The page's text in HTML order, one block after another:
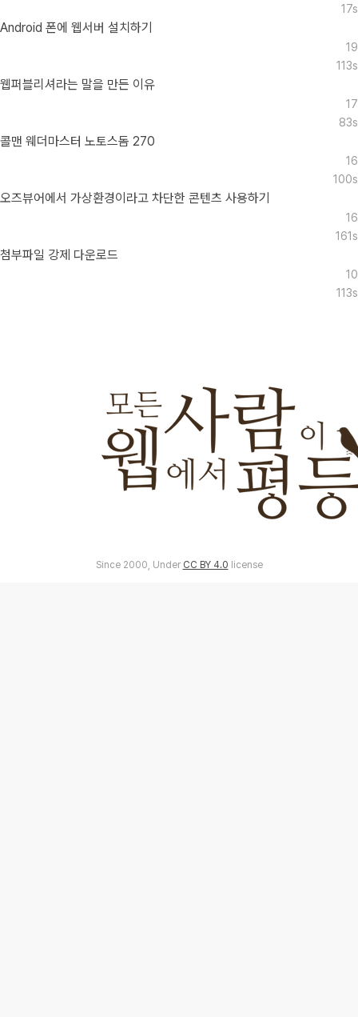
17s
Android 폰에 웹서버 설치하기
19
113s
웹퍼블리셔라는 말을 만든 이유
17
83s
콜맨 웨더마스터 노토스돔 270
16
100s
오즈뷰어에서 가상환경이라고 차단한 콘텐츠 사용하기
16
161s
첨부파일 강제 다운로드
10
113s
Since 2000, Under CC BY 4.0 license